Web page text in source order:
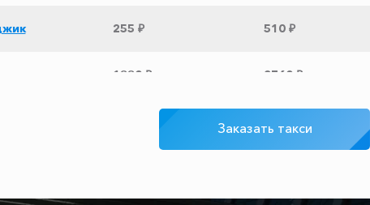
255 ₽ 510 ₽
1880 ₽ 3760 ₽
Заказать такси